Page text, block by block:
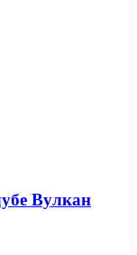
Вулкан